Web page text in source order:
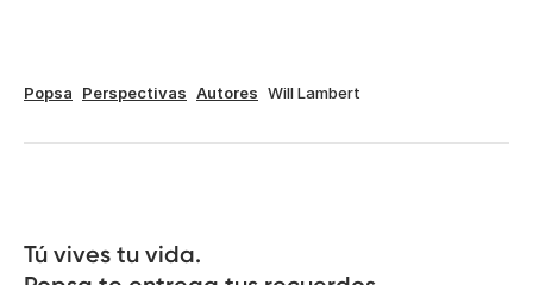
Popsa Perspectivas Autores Will Lambert
Tú vives tu vida.